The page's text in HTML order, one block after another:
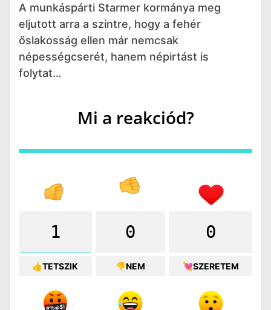
A munkáspárti Starmer kormánya meg
eljutott arra a szintre, hogy a fehér
őslakosság ellen már nemcsak
népességcserét, hanem népirtást is
folytat…
Mi a reakciód?
1
👍TETSZIK
0
👎NEM
0
💘SZERETEM